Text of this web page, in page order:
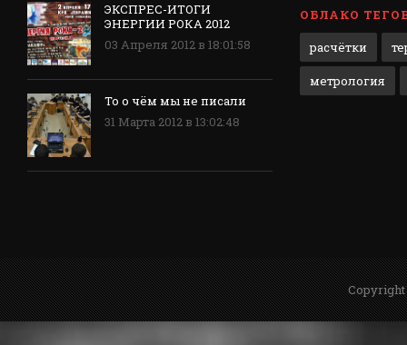
ЭКСПРЕС-ИТОГИ
ЭНЕРГИИ РОКА 2012
03 Апреля 2012 в 18:01:58
То о чём мы не писали
31 Марта 2012 в 13:02:48
ОБЛАКО
расчётки
метрология